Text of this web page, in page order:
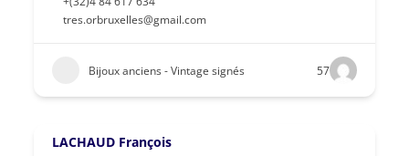
tres.orbruxelles@gmail.com
Bijoux anciens - Vintage signés 57
LACHAUD François